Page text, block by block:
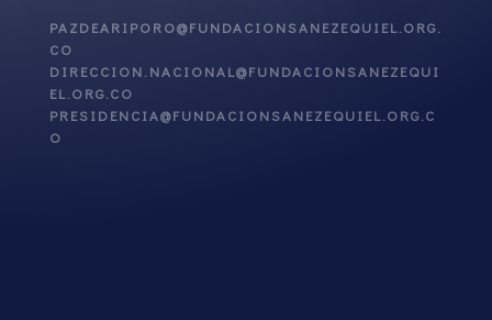
PAZDEARIPORO@FUNDACIONSANEZEQUIEL.ORG.
CO
DIRECCION.NACIONAL@FUNDACIONSANEZEQUI
EL.ORG.CO
PRESIDENCIA@FUNDACIONSANEZEQUIEL.ORG.C
O